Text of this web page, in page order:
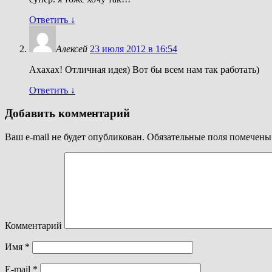
Ответить ↓
Алексей 23 июля 2012 в 16:54
Ахахах! Отличная идея) Вот бы всем нам так работать)
Ответить ↓
Добавить комментарий
Ваш e-mail не будет опубликован. Обязательные поля
Комментарий
Имя *
E-mail *